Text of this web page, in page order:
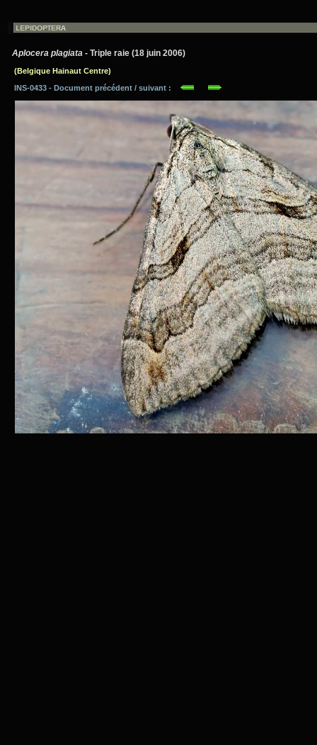
Aplocera plagiata - Triple raie (18 juin 2006)
(Belgique Hainaut Centre)
INS-0433 - Document précédent / suivant :